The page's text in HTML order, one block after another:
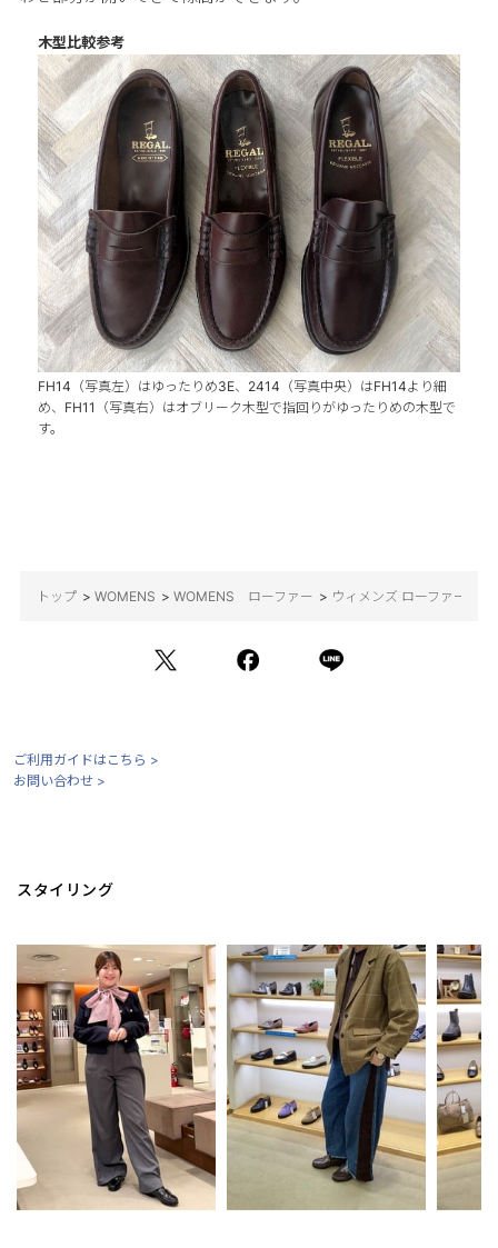
木型比較参考
FH14（写真左）はゆったりめ3E、2414（写真中央）はFH14より細
め、FH11（写真右）はオブリーク木型で指回りがゆったりめの木型で
す。
トップ > WOMENS > WOMENS ローファー > ウィメンズ ローファー 大
ご利用ガイドはこちら >
お問い合わせ >
スタイリング